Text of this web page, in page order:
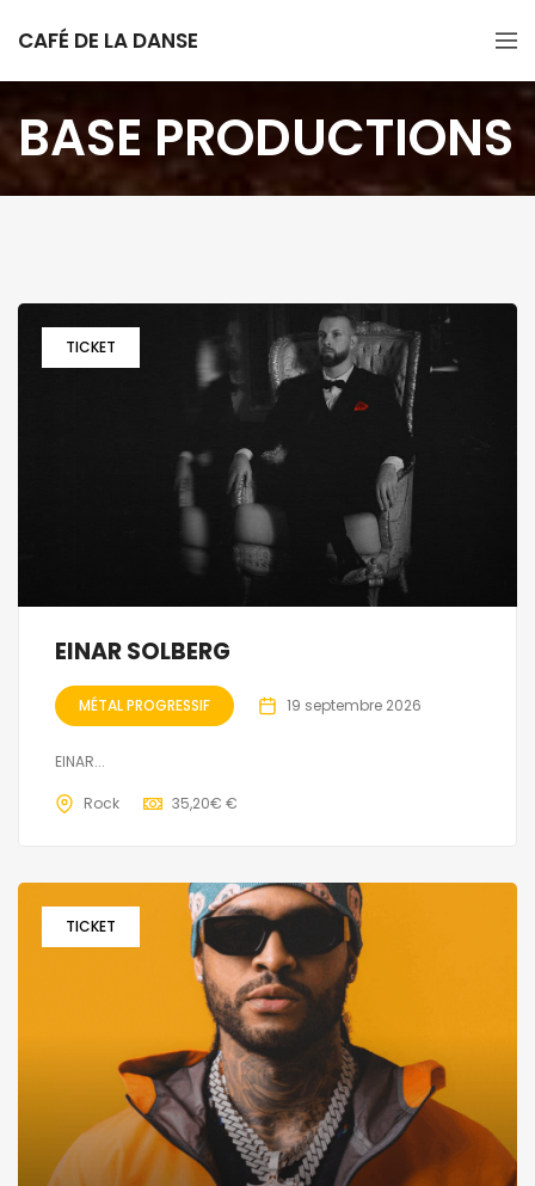
CAFÉ DE LA DANSE
BASE PRODUCTIONS
TICKET
EINAR SOLBERG
MÉTAL PROGRESSIF 19 septembre 2026
EINAR...
Rock 35,20€ €
TICKET